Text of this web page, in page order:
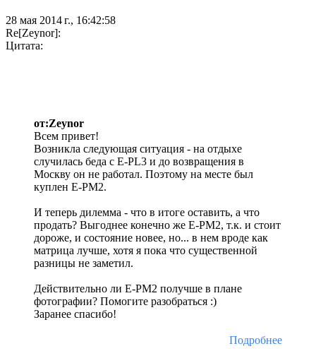
28 мая 2014 г., 16:42:58
Re[Zeynor]:
Цитата:
от:Zeynor
Всем привет!
Возникла следующая ситуация - на отдыхе
случилась беда с E-PL3 и до возвращения в
Москву он не работал. Поэтому на месте был
куплен E-PM2.
И теперь дилемма - что в итоге оставить, а что
продать? Выгоднее конечно же E-PM2, т.к. и стоит
дороже, и состояние новее, но... в нем вроде как
матрица лучше, хотя я пока что существенной
разницы не заметил.
Действительно ли E-PM2 получше в плане
фотографии? Помогите разобраться :)
Заранее спасибо!
Подробнее